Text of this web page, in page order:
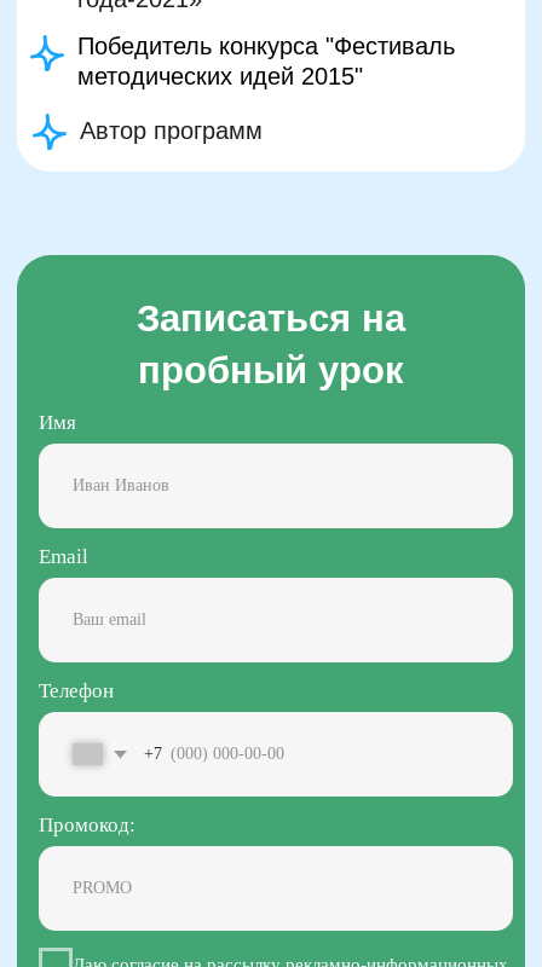
Только до 7 августа
Двойная выгода этим летом:
−20% на любой абонемент
+ второй курс в подарок*
Подробнее